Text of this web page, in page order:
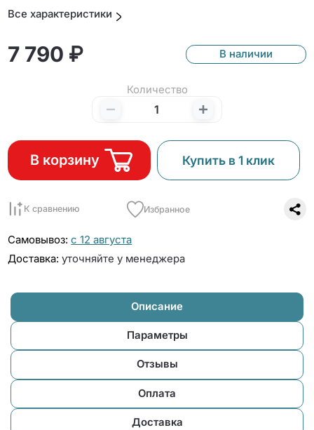
Все характеристики
7 790 ₽ В наличии
Количество
В корзину Купить в 1 клик
К сравнению Избранное
Самовывоз: с 12 августа
Доставка: уточняйте у менеджера
Описание
Параметры
Отзывы
Оплата
Доставка